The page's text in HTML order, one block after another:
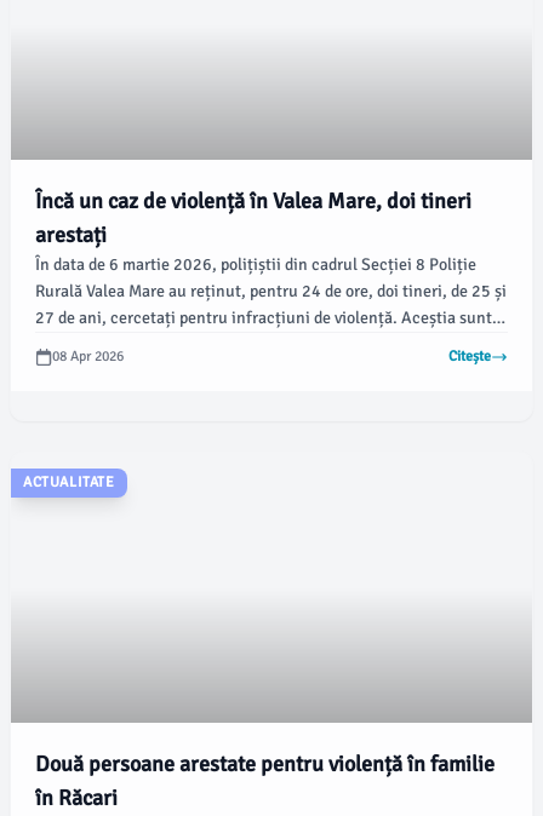
Încă un caz de violență în Valea Mare, doi tineri
arestați
În data de 6 martie 2026, polițiștii din cadrul Secției 8 Poliție
Rurală Valea Mare au reținut, pentru 24 de ore, doi tineri, de 25 și
27 de ani, cercetați pentru infracțiuni de violență. Aceștia sunt
suspectați de lovirea sau alte violențe și tulburarea ordinii și
liniștii publice, conform informațiilor oferite de Parchetul de pe
08 Apr 2026 Citește
ACTUALITATE
Două persoane arestate pentru violență în familie
în Răcari